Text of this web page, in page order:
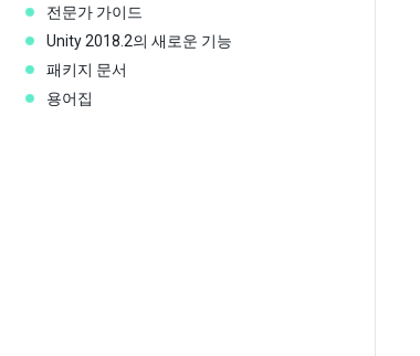
전문가 가이드
Unity 2018.2의 새로운 기능
패키지 문서
용어집